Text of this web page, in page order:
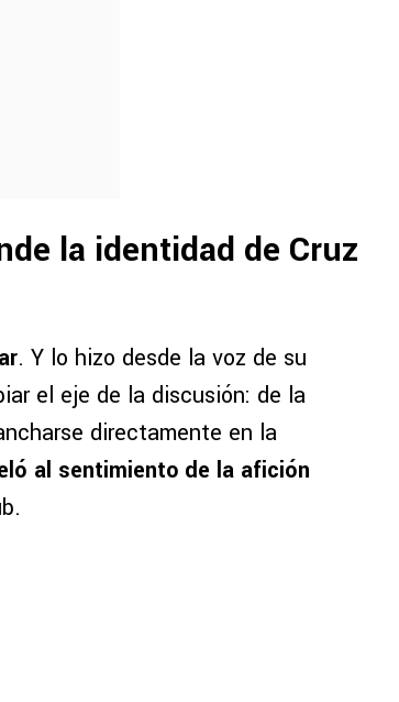
la identidad de Cruz
. Y lo hizo desde la voz de su
el eje de la discusión: de la
directamente en la
al sentimiento de la afición